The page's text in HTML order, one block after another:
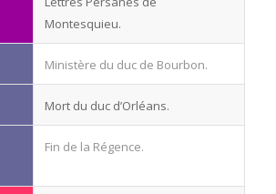
Montesquieu.
Ministère du duc de Bourbon.
Mort du duc d’Orléans.
Fin de la Régence.